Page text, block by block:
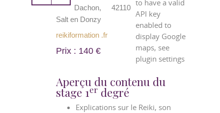
to have a valid
API key
enabled to
display Google
maps, see
plugin settings
Dachon, 42110
Salt en Donzy
reikiformation .fr
Prix : 140 €
Aperçu du contenu du
stage 1er degré
Explications sur le Reiki, son